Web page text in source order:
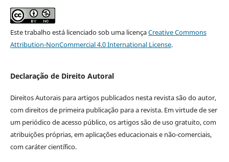
Este trabalho está licenciado sob uma licençaCreative Commons
Attribution-NonCommercial 4.0 International License.
Declaração de Direito Autoral
Direitos Autorais para artigos publicados nesta revista são do autor,
com direitos de primeira publicação para a revista. Em virtude de ser
um periódico de acesso público, os artigos são de uso gratuito, com
atribuições próprias, em aplicações educacionais e não-comerciais,
com caráter científico.